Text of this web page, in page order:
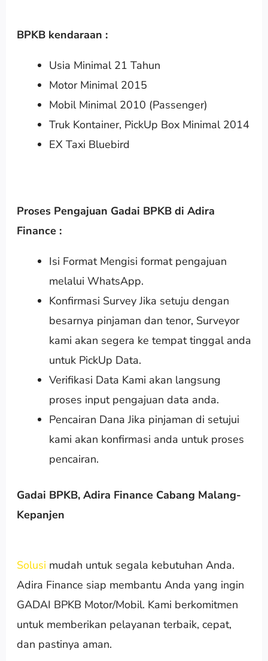
BPKB kendaraan :
Usia Minimal 21 Tahun
Motor Minimal 2015
Mobil Minimal 2010 (Passenger)
Truk Kontainer, PickUp Box Minimal 2014
EX Taxi Bluebird
Proses Pengajuan Gadai BPKB di Adira
Finance :
Isi Format Mengisi format pengajuan
melalui WhatsApp.
Konfirmasi Survey Jika setuju dengan
besarnya pinjaman dan tenor, Surveyor
kami akan segera ke tempat tinggal anda
untuk PickUp Data.
Verifikasi Data Kami akan langsung
proses input pengajuan data anda.
Pencairan Dana Jika pinjaman di setujui
kami akan konfirmasi anda untuk proses
pencairan.
Gadai BPKB, Adira Finance Cabang Malang-
Kepanjen
Solusi mudah untuk segala kebutuhan Anda.
Adira Finance siap membantu Anda yang ingin
GADAI BPKB Motor/Mobil. Kami berkomitmen
untuk memberikan pelayanan terbaik, cepat,
dan pastinya aman.